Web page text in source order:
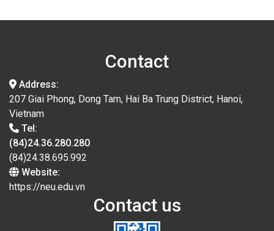
Contact
Address:
207 Giai Phong, Dong Tam, Hai Ba Trung District, Hanoi,
Vietnam
Tel:
(84)24.36.280.280
(84)24.38.695.992
Website:
https://neu.edu.vn
Contact us